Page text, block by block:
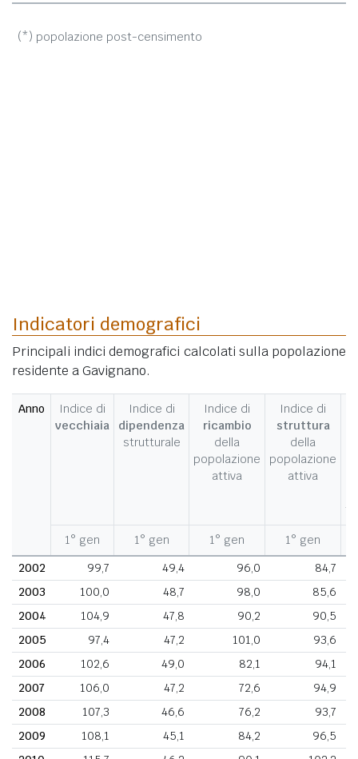
(*) popolazione post-censimento
Indicatori demografici
Principali indici demografici calcolati sulla popolazione
residente a Gavignano.
Anno
Indice di
vecchiaia
Indice di
dipendenza
strutturale
Indice di
ricambio
della
popolazione
attiva
Indice di
struttura
della
popolazione
attiva
1° gen 1° gen 1° gen 1° gen
2002
99,7 49,4 96,0
84,7
2003
100,0 48,7 98,0
85,6
2004
104,9 47,8 90,2
90,5
2005
97,4 47,2 101,0
93,6
2006
102,6 49,0 82,1
94,1
2007
106,0 47,2 72,6
94,9
2008
107,3 46,6 76,2
93,7
2009
108,1 45,1 84,2
96,5